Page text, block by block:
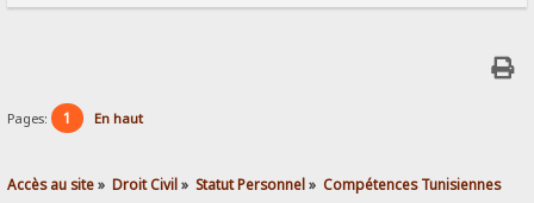
Pages: 1 En haut
Accès au site» Droit Civil» Statut Personnel» Compétences Tunisiennes